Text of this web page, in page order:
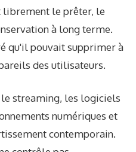
librement le prêter, le
à long terme.
qu'il pouvait supprimer à
des utilisateurs.
le streaming, les logiciels
numériques et
contemporain.